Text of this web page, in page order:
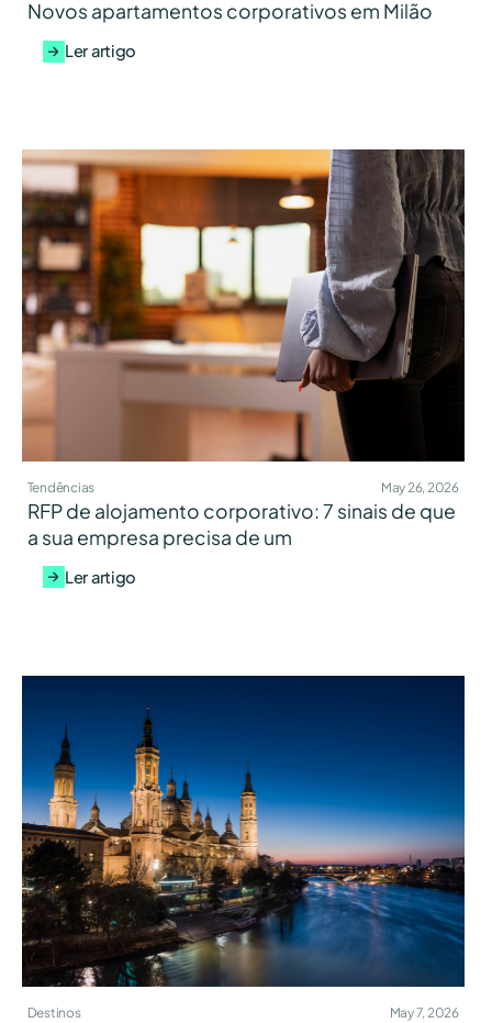
Novos apartamentos corporativos em Milão
Ler artigo
Tendências May 26, 2026
RFP de alojamento corporativo: 7 sinais de que
a sua empresa precisa de um
Ler artigo
Destinos May 7, 2026